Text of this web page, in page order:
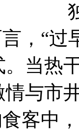
，“过
。当热
与市
客中